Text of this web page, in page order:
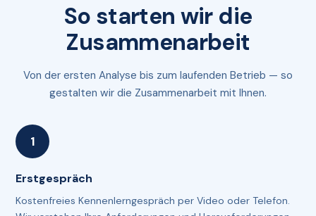
So starten wir die
Zusammenarbeit
Von der ersten Analyse bis zum laufenden Betrieb — so
gestalten wir die Zusammenarbeit mit Ihnen.
Erstgespräch
Kostenfreies Kennenlerngespräch per Video oder Telefon.